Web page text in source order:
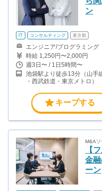
ン
IT コンサルティング 東京都
エンジニア/プログラミング
時給 1,250円〜2,000円
週3日〜 / 1日5時間〜
池袋駅より徒歩13分（山手
・西武鉄道・東京メトロ）
キープする
M&A
【
金
ーン